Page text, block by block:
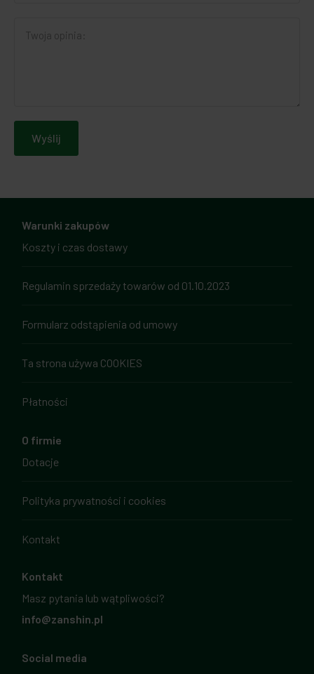
Wyślij
Warunki zakupów
Koszty i czas dostawy
Regulamin sprzedaży towarów od 01.10.2023
Formularz odstąpienia od umowy
Ta strona używa COOKIES
Płatności
O firmie
Dotacje
Polityka prywatności i cookies
Kontakt
Kontakt
Masz pytania lub wątpliwości?
info@zanshin.pl
Social media